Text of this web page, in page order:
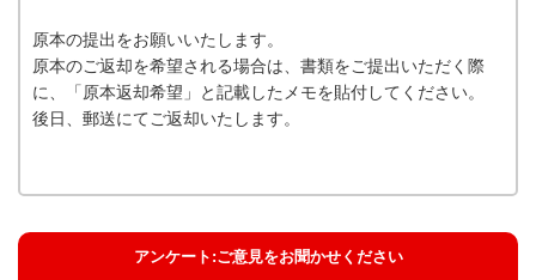
原本の提出をお願いいたします。
原本のご返却を希望される場合は、書類をご提出いただく際
に、「原本返却希望」と記載したメモを貼付してください。
後日、郵送にてご返却いたします。
アンケート:ご意見をお聞かせください